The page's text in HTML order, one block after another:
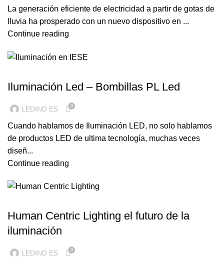
La generación eficiente de electricidad a partir de gotas de
lluvia ha prosperado con un nuevo dispositivo en ...
Continue reading
Iluminación Led – Bombillas PL Led
LEDIND ES 0
Cuando hablamos de Iluminación LED, no solo hablamos
de productos LED de ultima tecnología, muchas veces
diseñ...
Continue reading
Human Centric Lighting el futuro de la
iluminación
LEDIND ES 0